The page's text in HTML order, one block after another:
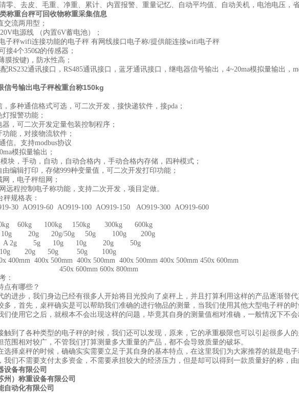
零、去皮、毛重、净重、累计、内置报警、重量记忆、自动平均值、自动关机，电池电压，
称重台秤可回收物称重采集信息
交流两用型；
电源线 （内置6V蓄电池）；
子秤wifi连接功能的电子秤 有网线接口电子称/提供能连接wifi电子秤
接4个350Ω的传感器；
膜按键)，防水性高；
RS232通讯接口，RS485通讯接口，蓝牙通讯接口，继电器信号输出，4~20ma模拟量输出，
信号输出电子秤检重台称150kg
，多种通信格式可选，可二次开发，接快递软件，接pda；
报警功能；
，可二次开发定量包装控制程序；
能，对接物流软件；
信。支持modbus协议
模拟量输出；
块，手动，自动，自动合格内，手动合格内存储，四种模式；
编辑打印，存储999种变量值，可二次开发打印功能；
，电子秤组网；
远程控制电子称功能，支持二次开发，项目定做。
秤规格表：
30 AO919-60 AO919-100 AO919-150 AO919-300 AO919-600
60kg 100kg 150kg 300kg 600kg
: 10g 20g 20g/50g 50g 100g 200g
值: A 2g 5g 10g 10g 20g 50g
20g 50g 50g 100g
400mm 400x 500mm 400x 500mm 400x 500mm 400x 500mm 450x 600mm
600x 800mm
：
点有哪些？
的进步，我们身边已经有很多人开始将目光投向了桌秤上，并且打算利用这样的产品逐渐替
多，首先，桌秤确实是可以帮助我们准确的进行物品的测量，当我们使用其他大型电子秤的
们使用它之后，就根本不会出现这样的问题，毕竟其自身的测量值相对准确，一般情况下不
触到了各种类型的电子秤的时候，我们还可以发现，原来，它的承重极限也可以引起很多人
范围相对较广，不管我们打算测量多大重量的产品，都不会导致质量的破坏。
选择桌秤的时候，确确实实需要立足于其自身的基本特点，在这里我们为大家推荐的就是电
我们不需要支付太多资金，不需要承担较大的经济压力，但是却可以得到一款质量好的称，由
设备有限公司
州）称重设备有限公司
自动化有限公司